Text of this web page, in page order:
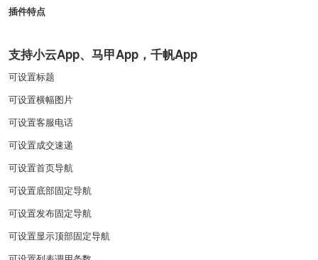
插件特点
支持小云App、马甲App，千帆App
可设置标题
可设置横幅图片
可设置客服电话
可设置成交速递
可设置首页导航
可设置底部固定导航
可设置发布固定导航
可设置显示顶部固定导航